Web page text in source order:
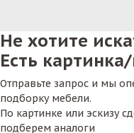
Не хотите
Есть
Отправьте запрос и мы
подборку мебели.
По картинке или эскизу
подберем аналоги